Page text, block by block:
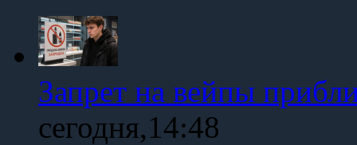
Запрет на вейпы
сегодня,14:48